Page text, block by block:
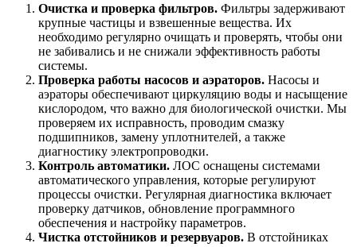
Очистка и проверка фильтров. Фильтры задерживают
крупные частицы и взвешенные вещества. Их
необходимо регулярно очищать и проверять, чтобы они
не забивались и не снижали эффективность работы
системы.
Проверка работы насосов и аэраторов. Насосы и
аэраторы обеспечивают циркуляцию воды и насыщение
кислородом, что важно для биологической очистки. Мы
проверяем их исправность, проводим смазку
подшипников, замену уплотнителей, а также
диагностику электропроводки.
Контроль автоматики. ЛОС оснащены системами
автоматического управления, которые регулируют
процессы очистки. Регулярная диагностика включает
проверку датчиков, обновление программного
обеспечения и настройку параметров.
Чистка отстойников и резервуаров. В отстойниках